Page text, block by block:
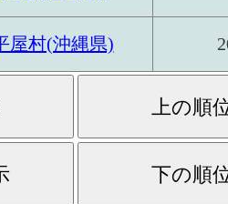
屋村(沖縄県)